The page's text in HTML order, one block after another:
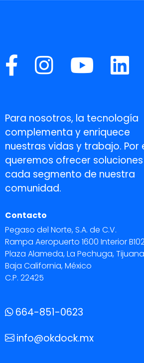
Para nosotros, la tecnología
complementa y enriquece
nuestras vidas y trabajo. Por
queremos ofrecer
cada segmento de nuestra
comunidad.
Contacto
Pegaso del Norte, S.A. de C.V.
Rampa Aeropuerto 1600 Interior
Plaza Alameda, La Pechuga, Tijuana
Baja California, México
C.P. 22425
664-851-0623
info@okdock.mx